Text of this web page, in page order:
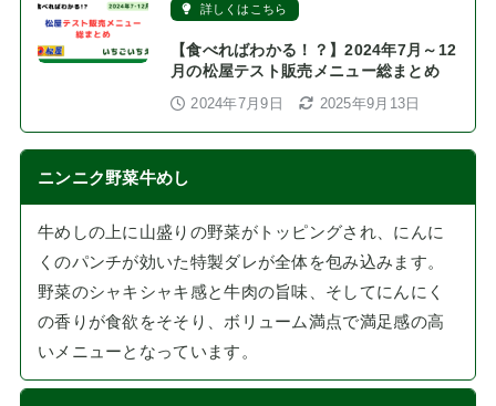
詳しくはこちら
【食べればわかる！？】2024年7月～12
月の松屋テスト販売メニュー総まとめ
2024年7月9日 2025年9月13日
ニンニク野菜牛めし
牛めしの上に山盛りの野菜がトッピングされ、にんに
くのパンチが効いた特製ダレが全体を包み込みます。
野菜のシャキシャキ感と牛肉の旨味、そしてにんにく
の香りが食欲をそそり、ボリューム満点で満足感の高
いメニューとなっています。